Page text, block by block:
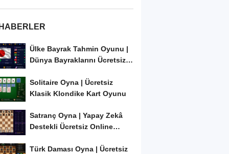
Ülke Bayrak Tahmin Oyunu |
Dünya Bayraklarını Ücretsiz
Solitaire Oyna | Ücretsiz
Klasik Klondike Kart Oyunu
Satranç Oyna | Yapay Zekâ
Destekli Ücretsiz Online
Türk Daması Oyna | Ücretsiz